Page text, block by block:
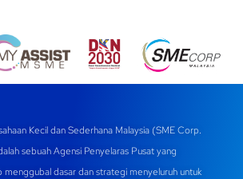
e
gr
a
e
dI
ail
Kecil dan Sederhana Malaysia (SME Corp.
sebuah Agensi Penyelaras Pusat yang
menggubal dasar dan strategi menyeluruh untuk